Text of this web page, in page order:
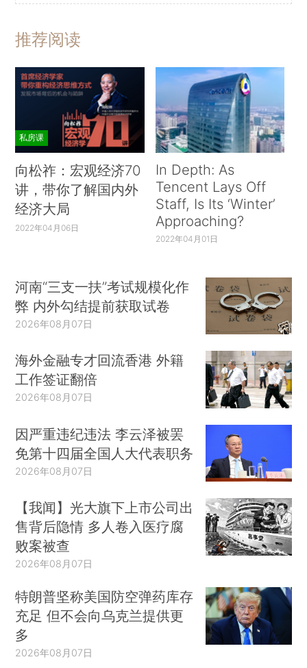
推荐阅读
私房课
向松祚：宏观经济70
讲，带你了解国内外
经济大局
2022年04月06日
In Depth: As
Tencent Lays Off
Staff, Is Its ‘Winter’
Approaching?
2022年04月01日
河南“三支一扶”考试规模化作
弊 内外勾结提前获取试卷
2026年08月07日
海外金融专才回流香港 外籍
工作签证翻倍
2026年08月07日
因严重违纪违法 李云泽被罢
免第十四届全国人大代表职务
2026年08月07日
【我闻】光大旗下上市公司出
售背后隐情 多人卷入医疗腐
败案被查
2026年08月07日
特朗普坚称美国防空弹药库存
充足 但不会向乌克兰提供更
多
2026年08月07日